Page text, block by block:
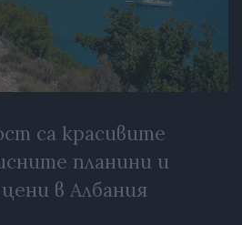
са красивите
планини и
в Албания